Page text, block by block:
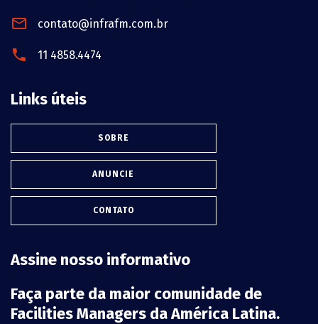
contato@infrafm.com.br
11 4858.4474
Links úteis
SOBRE
ANUNCIE
CONTATO
Assine nosso informativo
Faça parte da maior comunidade de
Facilities Managers da América Latina.